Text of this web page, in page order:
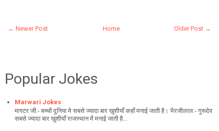
← Newer Post Older Post →
Home
Popular Jokes
Marwari Jokes
मास्टर जी:- बच्चों दुनिया मे सबसे ज्यादा बार खुशीयाँ कहाँ मनाई जाती है। भैरजीलाल:- गुरूदेव
सबसे ज्यादा बार खुशीयाँ राजस्थान में मनाई जाती है...